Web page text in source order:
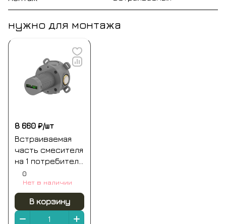
нужно для монтажа
8 660 ₽/шт
Встраиваемая
часть смесителя
на 1 потребитель
whitecross y1241
0
Нет в наличии
В корзину